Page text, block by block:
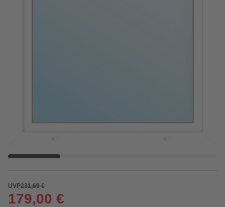
UVP231,69 €
179,00 €